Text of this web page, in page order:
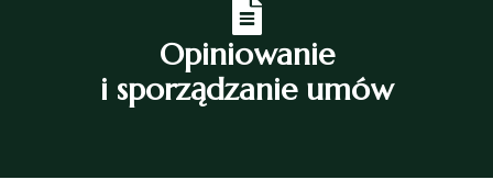
Opiniowanie
i sporządzanie umów